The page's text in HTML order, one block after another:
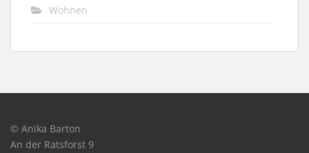
Wohnen
© Anika Barton
An der Ratsforst 9